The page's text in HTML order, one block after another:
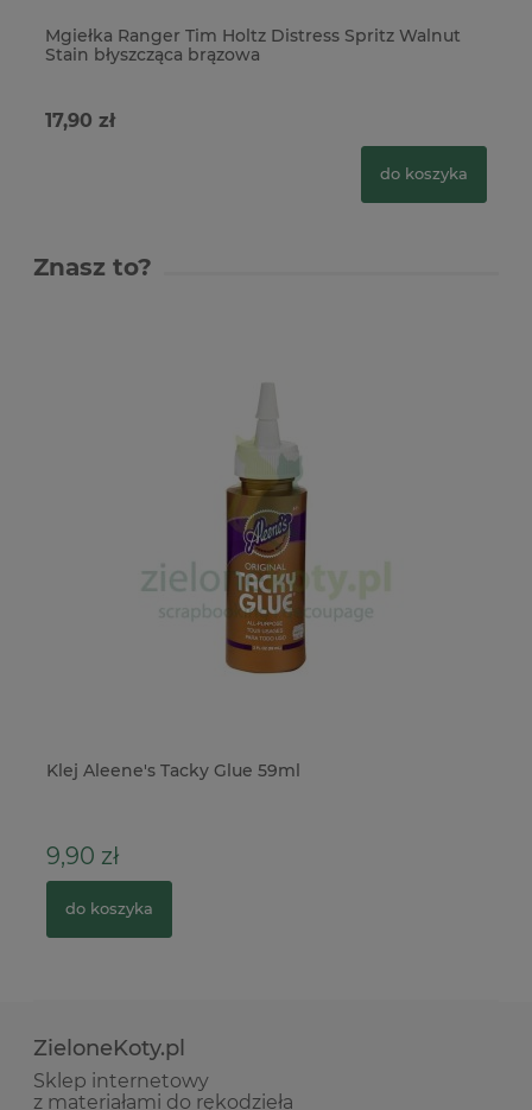
Mgiełka Ranger Tim Holtz Distress Spritz Walnut
Stain błyszcząca brązowa
17,90 zł
do koszyka
Znasz to?
Klej Aleene's Tacky Glue 59ml
9,90 zł
do koszyka
ZieloneKoty.pl
Sklep internetowy
z materiałami do rękodzieła